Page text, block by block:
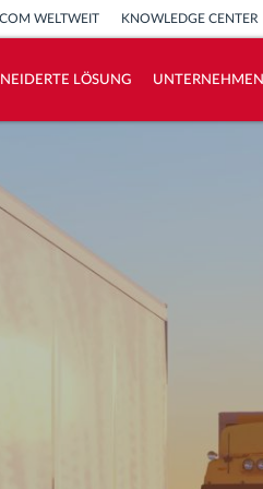
WELTWEIT KNOWLEDGE CENTER
LÖSUNG UNTERNEHMEN